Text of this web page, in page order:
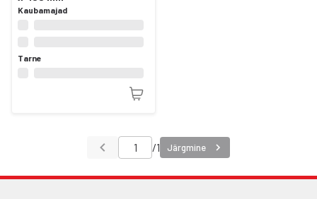
Kaubamajad
Tarne
/1 Järgmine